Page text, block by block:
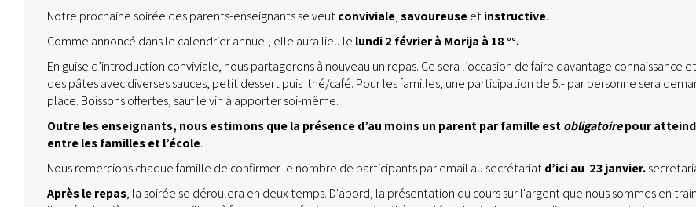
Notre prochaine soirée des parents-enseignants se veutconviviale,savoureuseetinstructive.
Comme annoncé dans le calendrier annuel, elle aura lieu le lundi 2 févrierà Morija à 18 °°.
En guise d’introduction conviviale, nous partagerons à nouveau un repas. Ce sera l’occasion de faire davantage
des pâtes avec diverses sauces, petit dessert puis thé/café. Pour les familles, une participation de 5.- par personne sera
place. Boissons offertes, sauf le vin à apporter soi-même.
Outre les enseignants, nous estimons que la présence d’au moins un parent par famille estobligatoirepour
entre les familles et l’école.
Nous remercions chaque famille de confirmer le nombre de participants par email au secrétariatd’ici au 23 janvier.
Après le repas, la soirée se déroulera en deux temps. D'abord, la présentation du cours sur l'argent que nous sommes en